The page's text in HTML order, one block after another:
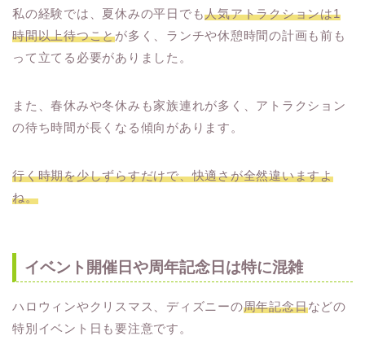
私の経験では、夏休みの平日でも人気アトラクションは1
時間以上待つことが多く、ランチや休憩時間の計画も前も
って立てる必要がありました。
また、春休みや冬休みも家族連れが多く、アトラクション
の待ち時間が長くなる傾向があります。
行く時期を少しずらすだけで、快適さが全然違いますよ
ね。
イベント開催日や周年記念日は特に混雑
ハロウィンやクリスマス、ディズニーの周年記念日などの
特別イベント日も要注意です。